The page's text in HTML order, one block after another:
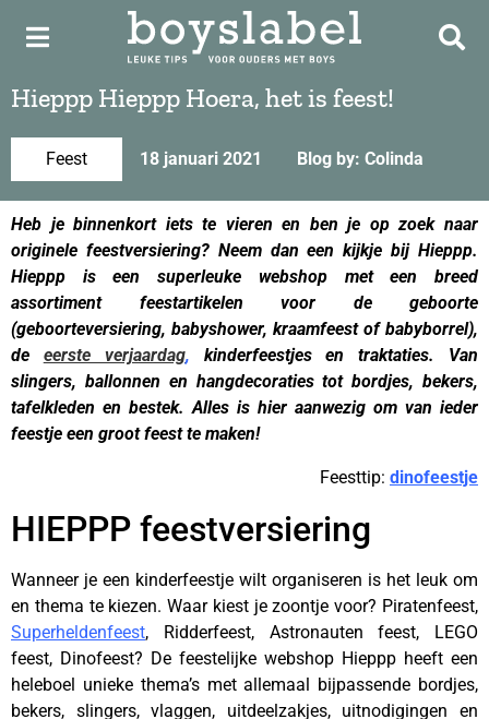
Hieppp Hieppp Hoera, het is feest!
Feest 18 januari 2021 Blog by: Colinda
Heb je binnenkort iets te vieren en ben je op zoek naar
originele feestversiering? Neem dan een kijkje bij Hieppp.
Hieppp is een superleuke webshop met een breed
assortiment feestartikelen voor de geboorte
(geboorteversiering, babyshower, kraamfeest of babyborrel),
de eerste verjaardag, kinderfeestjes en traktaties. Van
slingers, ballonnen en hangdecoraties tot bordjes, bekers,
tafelkleden en bestek. Alles is hier aanwezig om van ieder
feestje een groot feest te maken!
Feesttip: dinofeestje
HIEPPP feestversiering
Wanneer je een kinderfeestje wilt organiseren is het leuk om
en thema te kiezen. Waar kiest je zoontje voor? Piratenfeest,
Superheldenfeest, Ridderfeest, Astronauten feest, LEGO
feest, Dinofeest? De feestelijke webshop Hieppp heeft een
heleboel unieke thema’s met allemaal bijpassende bordjes,
bekers, slingers, vlaggen, uitdeelzakjes, uitnodigingen en